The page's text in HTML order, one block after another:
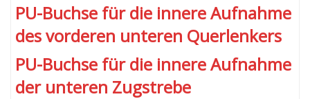
PU-Buchse für die innere Aufnahme
des vorderen unteren Querlenkers
PU-Buchse für die innere Aufnahme
der unteren Zugstrebe